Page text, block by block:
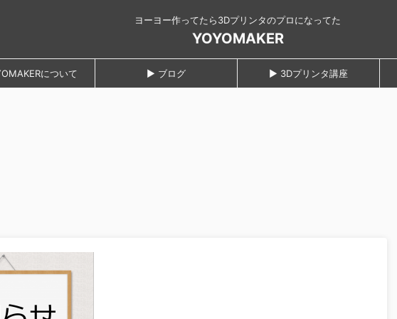
ヨーヨー作ってたら3Dプリンタのプロになってた
YOYOMAKER
について ► ブログ ► 3Dプリンタ講座